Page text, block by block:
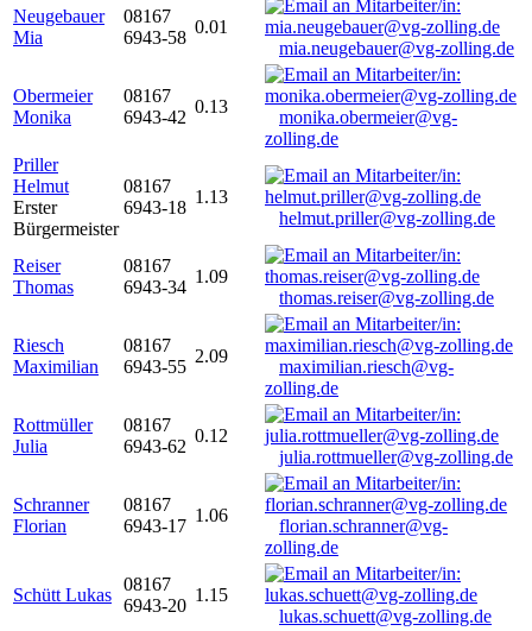
Neugebauer
Mia
08167
6943-58
0.01
mia.neugebauer@vg-zolling.de
Obermeier
Monika
08167
6943-42
0.13
monika.obermeier@vg-
zolling.de
Priller
Helmut
Erster
Bürgermeister
08167
6943-18
1.13
helmut.priller@vg-zolling.de
Reiser
Thomas
08167
6943-34
1.09
thomas.reiser@vg-zolling.de
Riesch
Maximilian
08167
6943-55
2.09
maximilian.riesch@vg-
zolling.de
Rottmüller
Julia
08167
6943-62
0.12
julia.rottmueller@vg-zolling.de
Schranner
Florian
08167
6943-17
1.06
florian.schranner@vg-
zolling.de
Schütt Lukas
08167
6943-20
1.15
lukas.schuett@vg-zolling.de